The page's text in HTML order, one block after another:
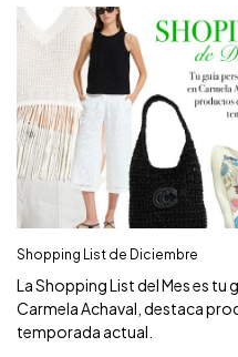
Shopping List de Diciembre
La Shopping List del Mes es
Carmela Achaval, destaca
temporada actual.